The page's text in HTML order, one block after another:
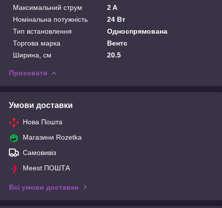
Максимальний струм
2 A
Номінальна потужність
24 Вт
Тип встановлення
Односпрямована
Торгова марка
Вентс
Ширина, см
20.5
Приховати
Умови доставки
Нова Пошта
Магазини Rozetka
Самовивіз
Meest ПОШТА
Всі умови доставки